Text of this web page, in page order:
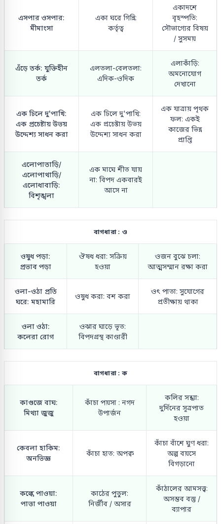
এসপার ওসপার:
মীমাংসা
একা ঘরে গিন্নি:
কর্তৃত্ব
একাদশে
বৃহস্পতি:
সৌভাগ্যের বিষয়
/ সুসময়
এঁড়ে তর্ক: যুক্তিহীন
তর্ক
এলতলা-বেলতলা:
এদিক-ওদিক
এলাকাঁড়ি:
অমনোযোগ
দেখানো
এক ঢিলে দু'পাখি:
এক প্রচেষ্টায় উভয়
উদ্দেশ্য সাধন করা
এক ঢিলে দু'পাখি:
এক প্রচেষ্টায় উভয়
উদ্দেশ্য সাধন করা
এক যাত্রায় পৃথক
ফল: একই
কাজের ভিন্ন
প্রাপ্তি
এলোপাতাড়ি/
এলোপাথাড়ি/
এলোধাবাড়ি:
বিশৃঙ্খলা
এক মাঘে শীত যায়
না: বিপদ একবারই
আসে না
বাগধারা : ও
ওষুধ পড়া:
প্রভাব পড়া
ঔষধ ধরা: সক্রিয়
হওয়া
ওজন বুঝে চলা:
আত্মসম্মান রক্ষা করা
ওলা-ওঠা প্রতি
ঘরে: মহামারি
ওষুধ করা: বশ করা
ওৎ পাতা: সুযোগের
প্রতীক্ষায় থাকা
ওলা ওঠা:
কলেরা রোগ
ওঝার ঘাড়ে ভূত:
বিপদগ্রস্থ কাণ্ডারী
বাগধারা : ক
কাগুজে বাঘ:
মিথ্যা জুজু
কাঁচা পয়সা : নগদ
উপার্জন
কলির সন্ধ্যা:
দুর্দিনের সূত্রপাত
হওয়া
কেবলা হাকিম:
অনভিজ্ঞ
কাঁচা হাত: অপক্ব
কাঁচা বাঁশে ঘুণ ধরা:
অল্প বয়সে
বিগড়ানো
কল্কে পাওয়া:
পাত্তা পাওয়া
কাঠের পুতুল:
নির্জীব / অসার
কাঁঠালের আমসত্ত্ব:
অসম্ভব বস্তু /
ব্যাপার